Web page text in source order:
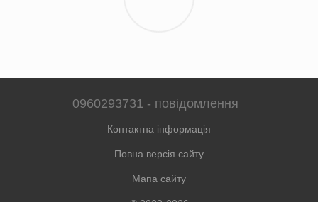
0960293731 - повідомлення
Контактна інформація
Повна версія сайту
Мапа сайту